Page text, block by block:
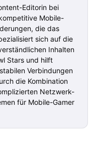
Editorin bei
Mobile-
die das
sich auf die
Inhalten
Stars und hilft
Verbindungen
die Kombination
Netzwerk-
für Mobile-Gamer